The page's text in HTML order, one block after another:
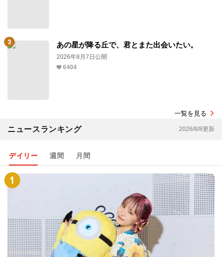
あの星が降る丘で、君とまた出会いたい。
2026年8月7日公開
6404
一覧を見る
ニュースランキング 2026/8/8更新
デイリー 週間 月間